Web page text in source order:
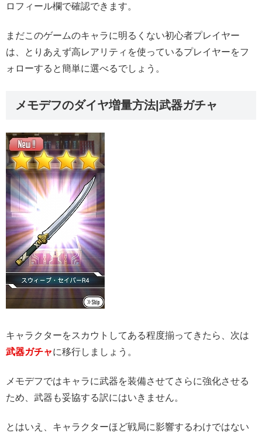
ロフィール欄で確認できます。
まだこのゲームのキャラに明るくない初心者プレイヤー
は、とりあえず高レアリティを使っているプレイヤーをフ
ォローすると簡単に選べるでしょう。
メモデフのダイヤ増量方法|武器ガチャ
キャラクターをスカウトしてある程度揃ってきたら、次は
武器ガチャに移行しましょう。
メモデフではキャラに武器を装備させてさらに強化させる
ため、武器も妥協する訳にはいきません。
とはいえ、キャラクターほど戦局に影響するわけではない